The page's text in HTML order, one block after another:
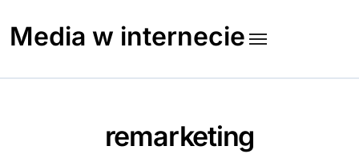
content
Media w internecie
remarketing